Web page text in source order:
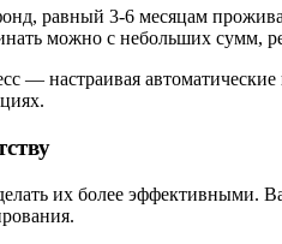
равный 3-6 месяцам
можно с небольших сумм,
— настраивая
их более